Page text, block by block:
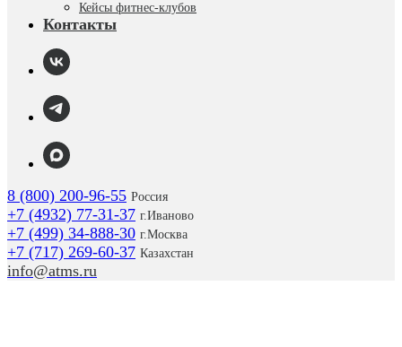
Кейсы фитнес-клубов
Контакты
8 (800) 200-96-55 Россия
+7 (4932) 77-31-37 г.Иваново
+7 (499) 34-888-30 г.Москва
+7 (717) 269-60-37 Казахстан
info@atms.ru